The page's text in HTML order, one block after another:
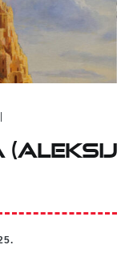
|
(Aleksij